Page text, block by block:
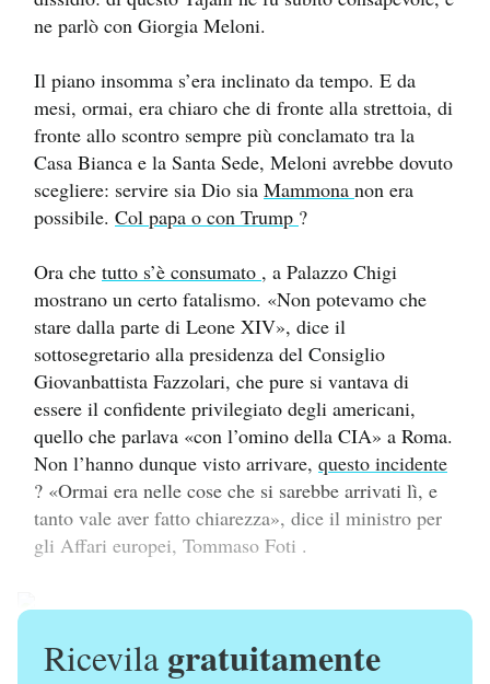
ne parlò con Giorgia Meloni.
Il piano insomma s’era inclinato da tempo. E da
mesi, ormai, era chiaro che di fronte alla strettoia, di
fronte allo scontro sempre più conclamato tra la
Casa Bianca e la Santa Sede, Meloni avrebbe dovuto
scegliere: servire sia Dio sia Mammona non era
possibile. Col papa o con Trump ?
Ora che tutto s’è consumato , a Palazzo Chigi
mostrano un certo fatalismo. «Non potevamo che
stare dalla parte di Leone XIV», dice il
sottosegretario alla presidenza del Consiglio
Giovanbattista Fazzolari, che pure si vantava di
essere il confidente privilegiato degli americani,
quello che parlava «con l’omino della CIA» a Roma.
Non l’hanno dunque visto arrivare, questo incidente
? «Ormai era nelle cose che si sarebbe arrivati lì, e
tanto vale aver fatto chiarezza», dice il ministro per
gli Affari europei, Tommaso Foti .
Ricevila gratuitamente